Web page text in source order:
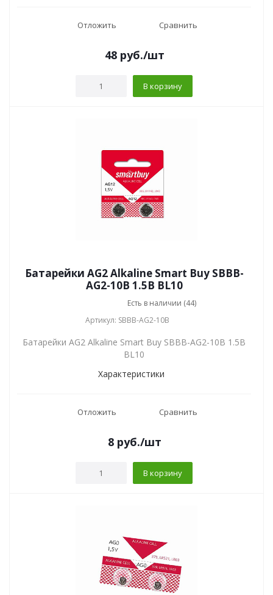
Отложить Сравнить
48руб./шт
В корзину
Батарейки AG2 Alkaline Smart Buy SBBB-
AG2-10B 1.5В BL10
Есть в наличии (44)
Артикул: SBBB-AG2-10B
Батарейки AG2 Alkaline Smart Buy SBBB-AG2-10B 1.5В
BL10
Характеристики
Отложить Сравнить
8руб./шт
В корзину